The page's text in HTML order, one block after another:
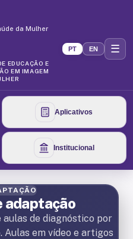
da Mulher
EDUCAÇÃO E
EM IMAGEM
PT EN ☰
Aplicativos
Institucional
adaptação
aulas de diagnóstico por
Aulas em vídeo e artigos